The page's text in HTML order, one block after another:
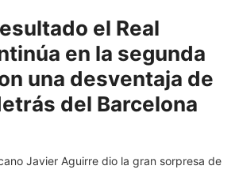
el Real
en la segunda
una desventaja de
del Barcelona
Javier Aguirre dio la gran sorpresa de